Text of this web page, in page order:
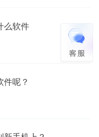
么软件
件呢？